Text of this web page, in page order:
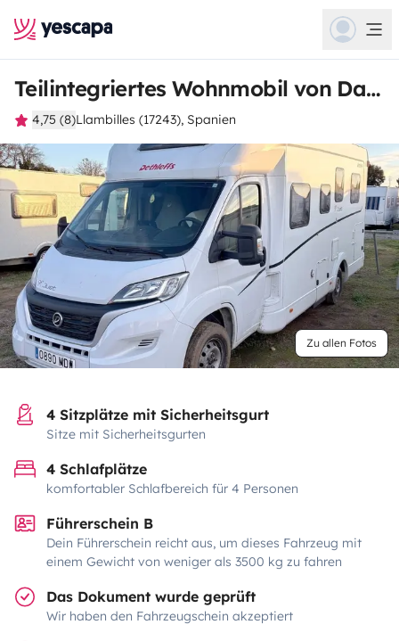
Teilintegriertes Wohnmobil von Daniel
4,75 (8)Llambilles (17243), Spanien
Zu allen Fotos
4 Sitzplätze mit Sicherheitsgurt
Sitze mit Sicherheitsgurten
4 Schlafplätze
komfortabler Schlafbereich für 4 Personen
Führerschein B
Dein Führerschein reicht aus, um dieses Fahrzeug mit
einem Gewicht von weniger als 3500 kg zu fahren
Das Dokument wurde geprüft
Wir haben den Fahrzeugschein akzeptiert